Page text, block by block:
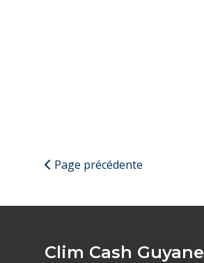
Page précédente
Clim Cash Guyane